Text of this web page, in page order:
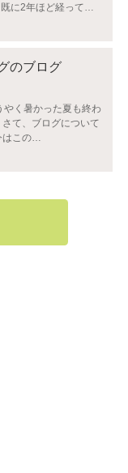
既に2年ほど経って…
のブログ
やく暑かった夏も終わ
て、ブログについて
はこの…